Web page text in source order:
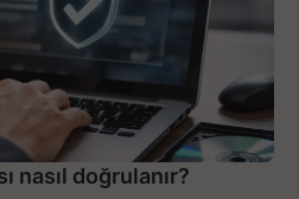
nasıl doğrulanır?